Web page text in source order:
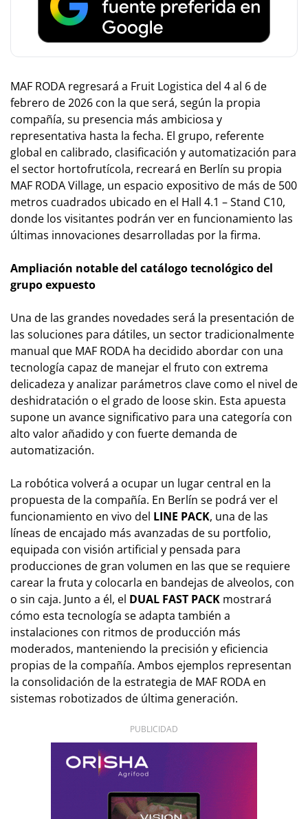
MAF RODA regresará a Fruit Logistica del 4 al 6 de
febrero de 2026 con la que será, según la propia
compañía, su presencia más ambiciosa y
representativa hasta la fecha. El grupo, referente
global en calibrado, clasificación y automatización para
el sector hortofrutícola, recreará en Berlín su propia
MAF RODA Village, un espacio expositivo de más de 500
metros cuadrados ubicado en el Hall 4.1 – Stand C10,
donde los visitantes podrán ver en funcionamiento las
últimas innovaciones desarrolladas por la firma.
Ampliación notable del catálogo tecnológico del
grupo expuesto
Una de las grandes novedades será la presentación de
las soluciones para dátiles, un sector tradicionalmente
manual que MAF RODA ha decidido abordar con una
tecnología capaz de manejar el fruto con extrema
delicadeza y analizar parámetros clave como el nivel de
deshidratación o el grado de loose skin. Esta apuesta
supone un avance significativo para una categoría con
alto valor añadido y con fuerte demanda de
automatización.
La robótica volverá a ocupar un lugar central en la
propuesta de la compañía. En Berlín se podrá ver el
funcionamiento en vivo del LINE PACK, una de las
líneas de encajado más avanzadas de su portfolio,
equipada con visión artificial y pensada para
producciones de gran volumen en las que se requiere
carear la fruta y colocarla en bandejas de alveolos, con
o sin caja. Junto a él, el DUAL FAST PACK mostrará
cómo esta tecnología se adapta también a
instalaciones con ritmos de producción más
moderados, manteniendo la precisión y eficiencia
propias de la compañía. Ambos ejemplos representan
la consolidación de la estrategia de MAF RODA en
sistemas robotizados de última generación.
PUBLICIDAD